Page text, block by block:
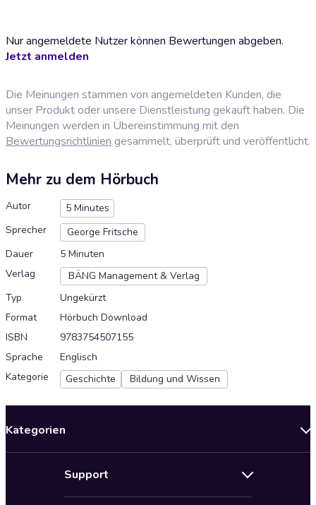
Nur angemeldete Nutzer können Bewertungen abgeben.
Jetzt anmelden
Die Meinungen stammen von angemeldeten Kunden, die
unser Produkt oder unsere Dienstleistung gekauft haben. Die
Meinungen werden in Übereinstimmung mit den
Bewertungsrichtlinien gesammelt, überprüft und veröffentlicht.
Mehr zu dem Hörbuch
Autor
5 Minutes
Sprecher
George Fritsche
Dauer
5 Minuten
Verlag
BÄNG Management & Verlag
Typ
Ungekürzt
Format
Hörbuch Download
ISBN
9783754507155
Sprache
Englisch
Kategorie
Geschichte Bildung und Wissen
Kategorien
Support